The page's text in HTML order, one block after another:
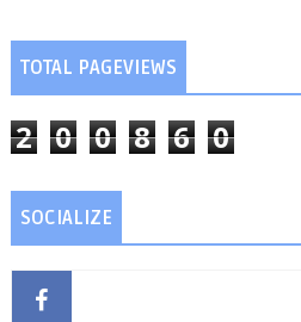
TOTAL PAGEVIEWS
2 0 0 8 6 0
SOCIALIZE